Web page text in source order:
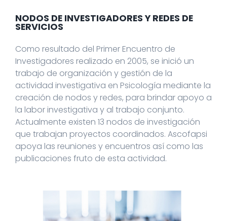
NODOS DE INVESTIGADORES Y REDES DE
SERVICIOS
Como resultado del Primer Encuentro de
Investigadores realizado en 2005, se inició un
trabajo de organización y gestión de la
actividad investigativa en Psicología mediante la
creación de nodos y redes, para brindar apoyo a
la labor investigativa y al trabajo conjunto.
Actualmente existen 13 nodos de investigación
que trabajan proyectos coordinados. Ascofapsi
apoya las reuniones y encuentros así como las
publicaciones fruto de esta actividad.